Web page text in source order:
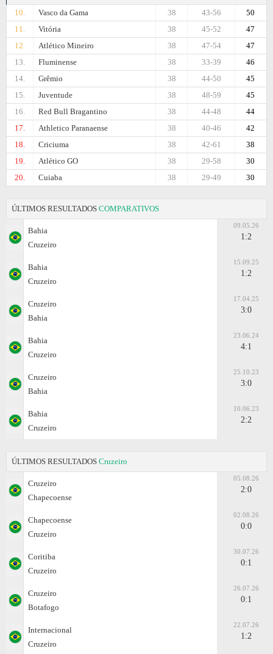
10.
Vasco da Gama 50
43-56
38
11.
Vitória 47
45-52
38
12.
Atlético Mineiro 47
47-54
38
13.
Fluminense 46
33-39
38
14.
Grêmio 45
44-50
38
15.
Juventude 45
48-59
38
16.
Red Bull Bragantino 44
44-48
38
17.
Athletico Paranaense 42
40-46
38
18.
Criciuma 38
42-61
38
19.
Atlético GO 30
29-58
38
20.
Cuiaba 30
29-49
38
ÚLTIMOS RESULTADOS COMPARATIVOS
Bahia
Cruzeiro
09.05.26
1:2
Bahia
Cruzeiro
15.09.25
1:2
Cruzeiro
Bahia
17.04.25
3:0
Bahia
Cruzeiro
23.06.24
4:1
Cruzeiro
Bahia
25.10.23
3:0
Bahia
Cruzeiro
10.06.23
2:2
ÚLTIMOS RESULTADOS Cruzeiro
Cruzeiro
Chapecoense
05.08.26
2:0
Chapecoense
Cruzeiro
02.08.26
0:0
Coritiba
Cruzeiro
30.07.26
0:1
Cruzeiro
Botafogo
26.07.26
0:1
Internacional
Cruzeiro
22.07.26
1:2